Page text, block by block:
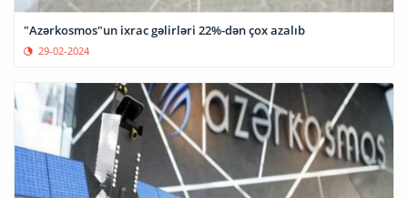
"Azərkosmos"un ixrac gəlirləri 22%-dən çox azalıb
29-02-2024